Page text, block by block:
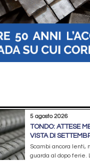
5 agosto 2026
TONDO: ATTESE
VISTA DI
Scambi ancora lenti,
guarda al dopo ferie.